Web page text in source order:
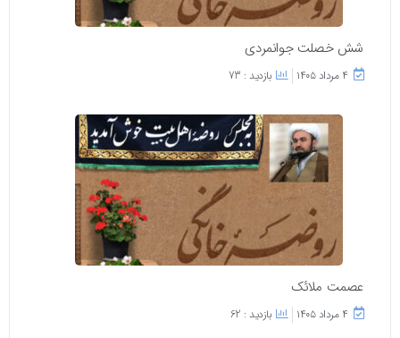
شش خصلت جوانمردی
۴ مرداد ۱۴۰۵ بازدید : 73
عصمت ملائک
۴ مرداد ۱۴۰۵ بازدید : 62